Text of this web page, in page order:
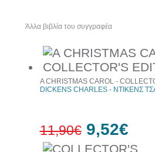
Άλλα βιβλία του συγγραφέα
A CHRISTMAS CAROL -
DICKENS CHARLES - ΝΤΙΚΕΝΣ
11,90€ 9,52€